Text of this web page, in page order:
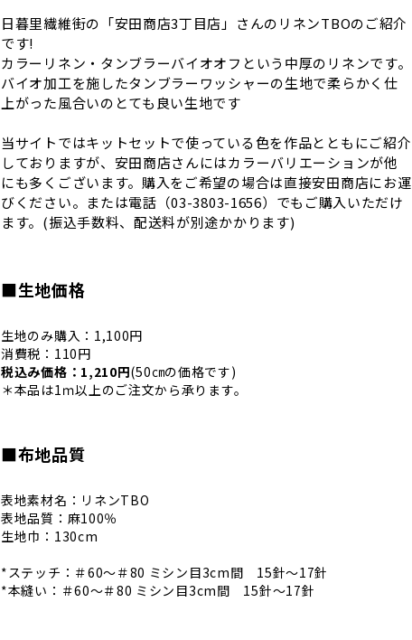
日暮里繊維街の「安田商店3丁目店」さんのリネンTBOのご紹介
です!
カラーリネン・タンブラーバイオオフという中厚のリネンです。
バイオ加工を施したタンブラーワッシャーの生地で柔らかく仕
上がった風合いのとても良い生地です
当サイトではキットセットで使っている色を作品とともにご紹介
しておりますが、安田商店さんにはカラーバリエーションが他
にも多くございます。購入をご希望の場合は直接安田商店にお運
びください。または電話（03-3803-1656）でもご購入いただけ
ます。(振込手数料、配送料が別途かかります)
■生地価格
生地のみ購入：1,100円
消費税：110円
税込み価格：1,210円(50㎝の価格です)
＊本品は1ｍ以上のご注文から承ります。
■布地品質
表地素材名：リネンTBO
表地品質：麻100％
生地巾：130cm
*ステッチ：＃60～＃80 ミシン目3cm間 15針～17針
*本縫い：＃60～＃80 ミシン目3cm間 15針～17針